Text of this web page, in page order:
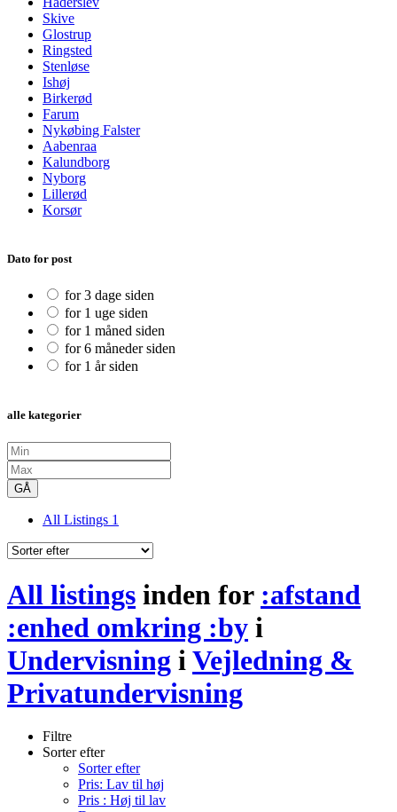
Skive
Glostrup
Ringsted
Stenløse
Ishøj
Birkerød
Farum
Nykøbing Falster
Aabenraa
Kalundborg
Nyborg
Lillerød
Korsør
Dato for post
for 3 dage siden
for 1 uge siden
for 1 måned siden
for 6 måneder siden
for 1 år siden
alle kategorier
GÅ
All Listings 1
All listings inden for :afstand
:enhed omkring :by i
Undervisning i Vejledning &
Privatundervisning
Filtre
Sorter efter
Sorter efter
Pris: Lav til høj
Pris : Høj til lav